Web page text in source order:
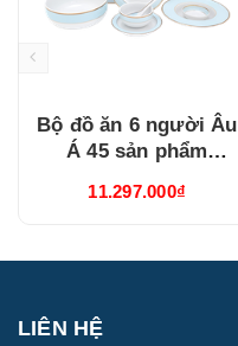
Bộ đồ ăn 6 người Âu
Á 45 sản phẩm
(4506AA489)
11.297.000₫
LIÊN HỆ